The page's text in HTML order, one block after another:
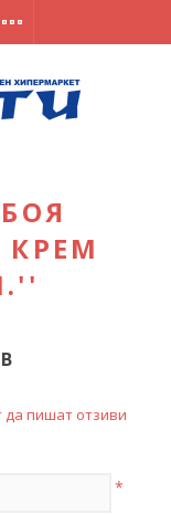
БОЯ
КРЕМ
да пишат отзиви
*